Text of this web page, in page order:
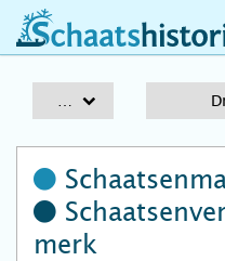
schaatshistorie.nl
merk